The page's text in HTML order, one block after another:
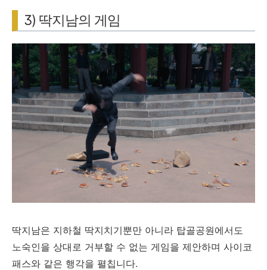
3) 딱지남의 게임
딱지남은 지하철 딱지치기뿐만 아니라 탑골공원에서도
노숙인을 상대로 거부할 수 없는 게임을 제안하며 사이코
패스와 같은 행각을 펼칩니다.